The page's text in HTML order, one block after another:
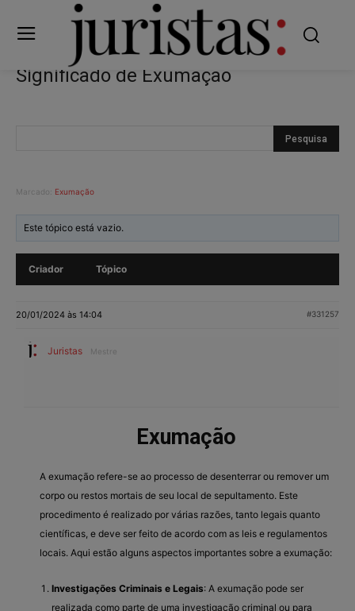
Significado de Exumação
Marcado: Exumação
Este tópico está vazio.
Criador Tópico
20/01/2024 às 14:04 #331257
Juristas Mestre
Exumação
A exumação refere-se ao processo de desenterrar ou remover um
corpo ou restos mortais de seu local de sepultamento. Este
procedimento é realizado por várias razões, tanto legais quanto
científicas, e deve ser feito de acordo com as leis e regulamentos
locais. Aqui estão alguns aspectos importantes sobre a exumação:
Investigações Criminais e Legais: A exumação pode ser
realizada como parte de uma investigação criminal ou para